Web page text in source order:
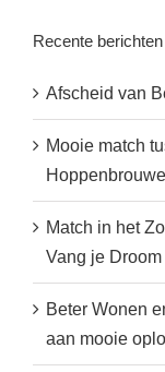
Recente berichten
Afscheid van
Mooie match
Match in het
Vang je Droom
Beter Wonen
aan mooie